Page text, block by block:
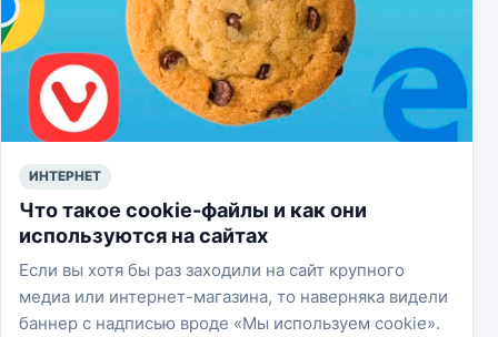
ИНТЕРНЕТ
Что такое cookie-файлы и как они
используются на сайтах
Если вы хотя бы раз заходили на сайт крупного
медиа или интернет-магазина, то наверняка видели
баннер с надписью вроде «Мы используем cookie».